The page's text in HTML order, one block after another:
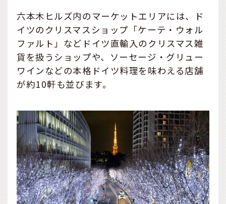
六本木ヒルズ内のマーケットエリアには、ド
イツのクリスマスショップ「ケーテ・ウォル
ファルト」などドイツ直輸入のクリスマス雑
貨を扱うショップや、ソーセージ・グリュー
ワインなどの本格ドイツ料理を味わえる店舗
が約10軒も並びます。